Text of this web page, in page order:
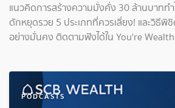
แนวคิดการสร้างความมั่งคั่ง 30 ล้านบาทท
ดักหยุดรวย 5 ประเภทที่ควรเลี่ยง! และวิธีพิ
อย่างมั่นคง ติดตามฟังได้ใน You're
PODCASTS